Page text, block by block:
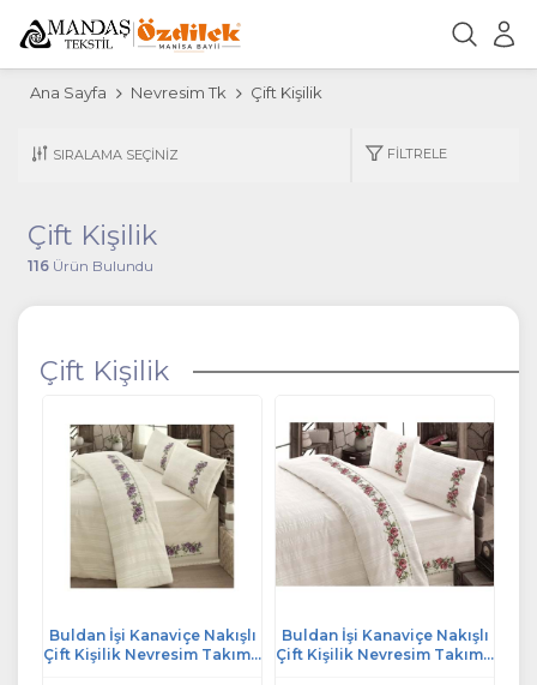
Ana Sayfa Nevresim Tk Çift Kişilik
FILTRELE
Çift Kişilik
116Ürün Bulundu
Çift Kişilik
Buldan İşi Kanaviçe Nakışlı
Çift Kişilik Nevresim Takımı-
Buldan İşi Kanaviçe Nakışlı
Çift Kişilik Nevresim Takımı-